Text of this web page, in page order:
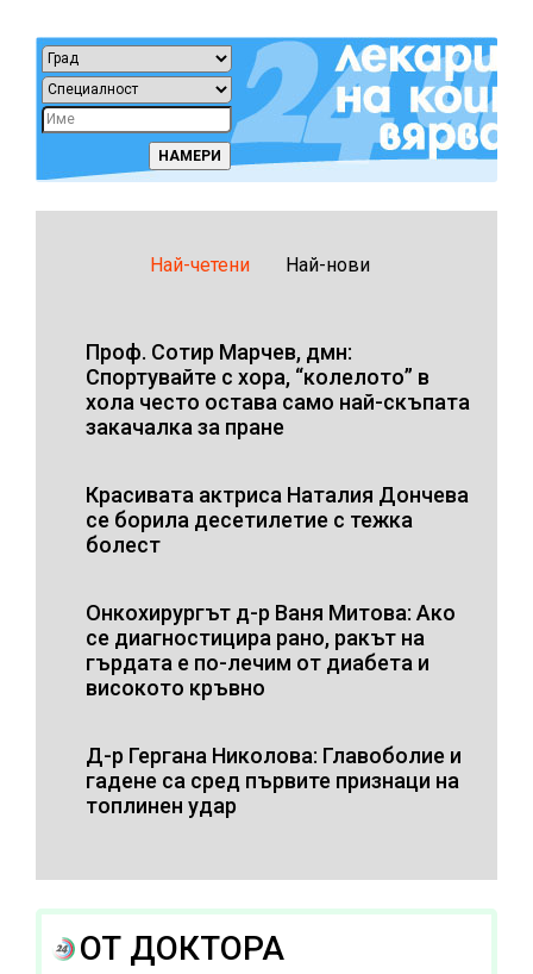
Най-четени Най-нови
Проф. Сотир Марчев, дмн:
Спортувайте с хора, “колелото” в
хола често остава само най-скъпата
закачалка за пране
Красивата актриса Наталия Дончева
се борила десетилетие с тежка
болест
Онкохирургът д-р Ваня Митова: Ако
се диагностицира рано, ракът на
гърдата е по-лечим от диабета и
високото кръвно
Д-р Гергана Николова: Главоболие и
гадене са сред първите признаци на
топлинен удар
ОТ ДОКТОРА